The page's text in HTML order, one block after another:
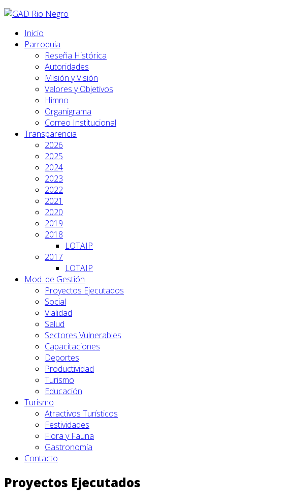
Inicio
Parroquia
Reseña Histórica
Autoridades
Misión y Visión
Valores y Objetivos
Himno
Organigrama
Correo Institucional
Transparencia
2026
2025
2024
2023
2022
2021
2020
2019
2018
LOTAIP
2017
LOTAIP
Mod. de Gestión
Proyectos Ejecutados
Social
Vialidad
Salud
Sectores Vulnerables
Capacitaciones
Deportes
Productividad
Turismo
Educación
Turismo
Atractivos Turísticos
Festividades
Flora y Fauna
Gastronomía
Contacto
Proyectos Ejecutados